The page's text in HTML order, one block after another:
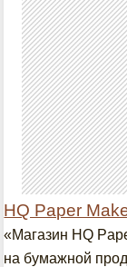
HQ Paper
«Магазин HQ
на бумажной